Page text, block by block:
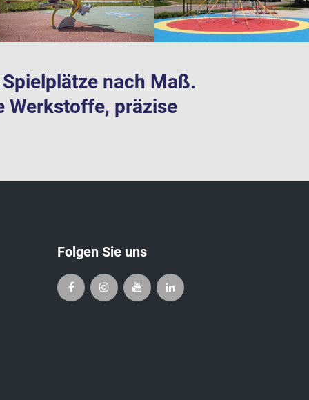
nach Maß.
Werkstoffe, präzise
Folgen Sie uns